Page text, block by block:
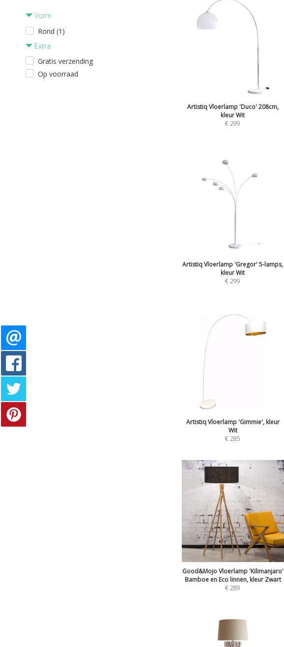
Vorm
Rond (1)
Extra
Gratis verzending
Op voorraad
Artistiq Vloerlamp 'Duco' 208cm,
kleur Wit
€299
Artistiq Vloerlamp 'Gregor' 5-lamps,
kleur Wit
€299
Artistiq Vloerlamp 'Gimmie', kleur
Wit
€285
Good&Mojo Vloerlamp 'Kilimanjaro'
Bamboe en Eco linnen, kleur Zwart
€289